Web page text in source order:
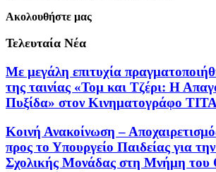
Ακολουθήστε μας
Τελευταία Νέα
Με μεγάλη επιτυχία
της ταινίας «Τομ και Τζέρι: Η
Πυξίδα» στον Κινηματογράφο
Κοινή Ανακοίνωση –
προς το Υπουργείο Παιδείας για
Σχολικής Μονάδας στη Μνήμη του